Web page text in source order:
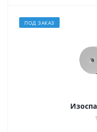
ПОД ЗАКАЗ